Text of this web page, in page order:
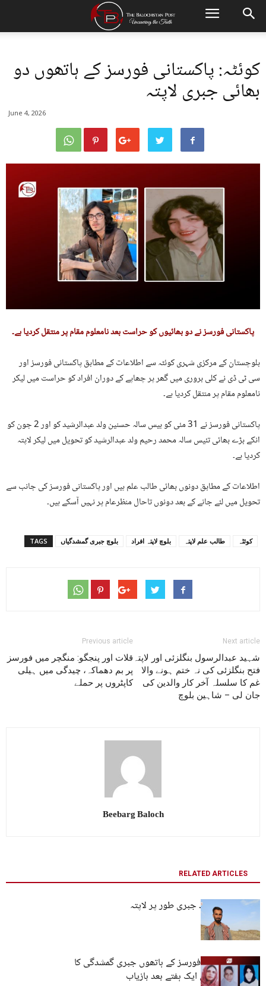
کوئٹہ: پاکستانی فورسز کے ہاتھوں دو
بھائی جبری لاپتہ
June 4, 2026
پاکستانی فورسز نے دو بھائیوں کو حراست بعد نامعلوم مقام پر منتقل کردیا ہے۔
بلوچستان کے مرکزی شہری کوئٹہ سے اطلاعات کے مطابق پاکستانی فورسز اور
سی ٹی ڈی نے کلی بروری میں گھر پر چھاپے کے دوران افراد کو حراست میں لیکر
نامعلوم مقام پر منتقل کردیا ہے۔
پاکستانی فورسز نے 31 مئی کو بیس سالہ حسنین ولد عبدالرشید کو اور 2 جون کو
انکے بڑے بھائی تئیس سالہ محمد رحیم ولد عبدالرشید کو تحویل میں لیکر لاپتہ
کردیا ہے۔
اطلاعات کے مطابق دونوں بھائی طالب علم ہیں اور پاکستانی فورسز کی جانب سے
تحویل میں لئے جانے کے بعد دونوں تاحال منظرعام پر نہیں آسکے ہیں۔
TAGS بلوچ جبری گمشدگیاں بلوچ لاپتہ افراد طالب علم لاپتہ کوئٹہ
Previous article
قلات اور پنجگو: منگچر میں فورسز
پر بم دھماکہ، چیدگی میں ہیلی
کاپٹروں پر حملے
Next article
شہید عبدالرسول بنگلزئی اور لاپتہ
فتح بنگلزئی کی نہ ختم ہونے والا
غم کا سلسلہ آخر کار والدین کی
جان لی – شاہین بلوچ
Beebarg Baloch
RELATED ARTICLES
کراچی: تین افراد جبری طور پر لاپتہ
کوئٹہ: پاکستانی فورسز کے ہاتھوں جبری گمشدگی کا
شکار تین خواتین ایک ہفتے بعد بازیاب